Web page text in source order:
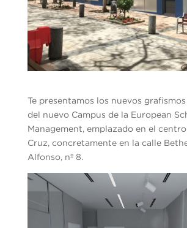
Te presentamos los nuevos
del nuevo Campus de la European
Management, emplazado en el
Cruz, concretamente en la calle
Alfonso, nº 8.